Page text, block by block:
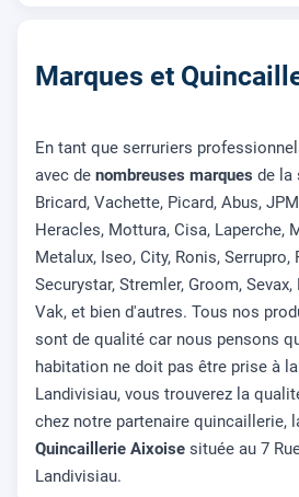
Marques et
En tant que serruriers
avec de nombreuses marques de la
Bricard, Vachette, Picard, Abus,
Heracles, Mottura, Cisa, Laperche,
Metalux, Iseo, City, Ronis, Serrupro,
Securystar, Stremler, Groom,
Vak, et bien d'autres. Tous nos
sont de qualité car nous pensons
habitation ne doit pas être prise à
Landivisiau, vous trouverez la
chez notre partenaire quincaillerie,
Quincaillerie Aixoise située au 7
Landivisiau.